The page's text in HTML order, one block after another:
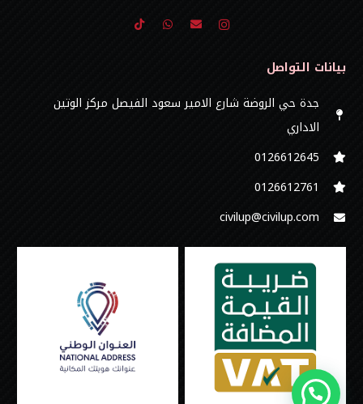
بيانات التواصل
جدة حي الروضة شارع الامير سعود الفيصل مركز الوتين
الاداري
0126612645‬
‭0126612761
civilup@civilup.com